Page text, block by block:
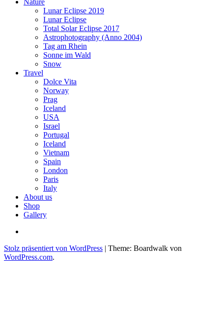
Lunar Eclipse 2019
Lunar Eclipse
Total Solar Eclipse 2017
Astrophotography (Anno 2004)
Tag am Rhein
Sonne im Wald
Snow
Travel
Dolce Vita
Norway
Prag
Iceland
USA
Israel
Portugal
Iceland
Vietnam
Spain
London
Paris
Italy
About us
Shop
Gallery
Stolz präsentiert von WordPress | Theme: Boardwalk von
WordPress.com.